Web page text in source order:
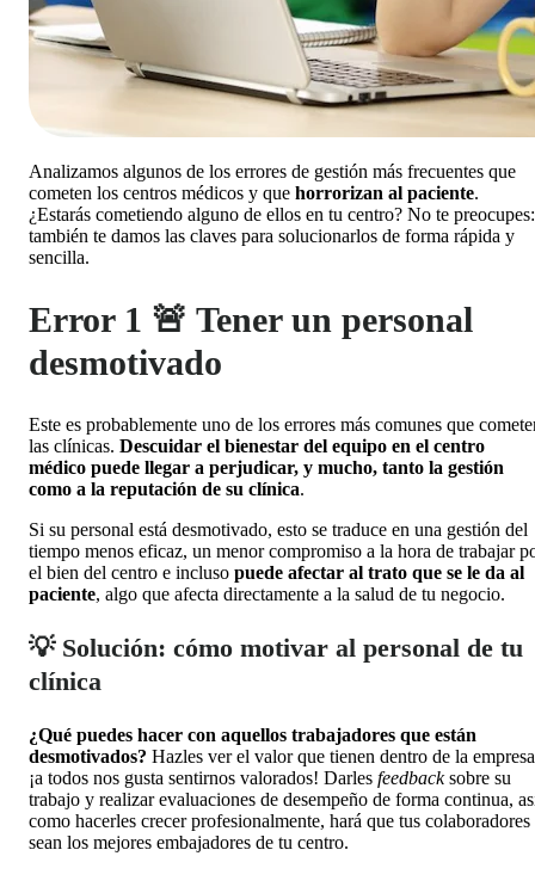
Analizamos algunos de los errores de gestión más frecuentes que
cometen los centros médicos y que horrorizan al paciente.
¿Estarás cometiendo alguno de ellos en tu centro? No te preocupes:
también te damos las claves para solucionarlos de forma rápida y
sencilla.
Error 1 🚨 Tener un personal
desmotivado
Este es probablemente uno de los errores más comunes que
las clínicas. Descuidar el bienestar del equipo en el centro
médico puede llegar a perjudicar, y mucho, tanto la gestión
como a la reputación de su clínica.
Si su personal está desmotivado, esto se traduce en una gestión del
tiempo menos eficaz, un menor compromiso a la hora de trabajar
el bien del centro e incluso puede afectar al trato que se le da al
paciente, algo que afecta directamente a la salud de tu negocio.
💡 Solución: cómo motivar al personal de tu
clínica
¿Qué puedes hacer con aquellos trabajadores que están
desmotivados? Hazles ver el valor que tienen dentro de la
¡a todos nos gusta sentirnos valorados! Darles feedback sobre su
trabajo y realizar evaluaciones de desempeño de forma continua,
como hacerles crecer profesionalmente, hará que tus colaboradores
sean los mejores embajadores de tu centro.